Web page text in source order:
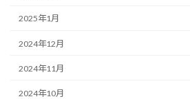
2025年1月
2024年12月
2024年11月
2024年10月